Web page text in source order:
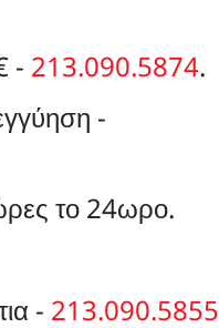
- 213.090.5874.
-
το 24ωρο.
- 213.090.5855